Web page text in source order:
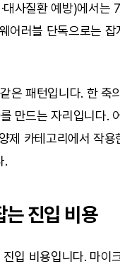
대사질환 예방)에서
어러블 단독으로는
은 패턴입니다. 한 축
만드는 자리입니다.
제 카테고리에서 작
.
진입 비용
입 비용입니다. 마이